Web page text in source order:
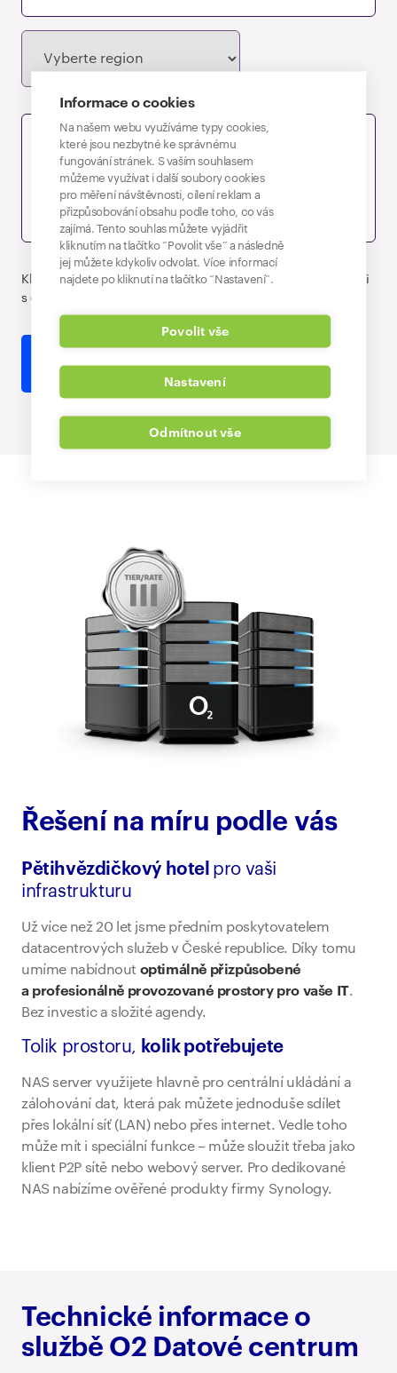
Kliknutím na Odeslat souhlasíte s tím, že budete kontaktováni
s obchodní nabídkou, dle
Odeslat
Řešení na míru podle vás
Pětihvězdičkový hotel pro vaši
infrastrukturu
Už více než 20 let jsme předním poskytovatelem
datacentrových služeb v České republice. Díky tomu
umíme nabídnout optimálně přizpůsobené
a profesionálně provozované prostory pro vaše IT.
Bez investic a složité agendy.
Tolik prostoru, kolik potřebujete
NAS server využijete hlavně pro centrální ukládání a
zálohování dat, která pak můžete jednoduše sdílet
přes lokální síť (LAN) nebo přes internet. Vedle toho
může mít i speciální funkce – může sloužit třeba jako
klient P2P sítě nebo webový server. Pro dedikované
NAS nabízíme ověřené produkty firmy Synology.
Technické informace o
službě O2 Datové centrum
Informace o cookies
Na našem webu využíváme typy cookies,
které jsou nezbytné ke správnému
fungování stránek. S vaším souhlasem
můžeme využívat i další soubory cookies
pro měření návštěvnosti, cílení reklam a
přizpůsobování obsahu podle toho, co vás
zajímá. Tento souhlas můžete vyjádřit
kliknutím na tlačítko “Povolit vše” a následně
jej můžete kdykoliv odvolat. Více informací
najdete po kliknutí na tlačítko “Nastavení”.
Povolit vše
Nastavení
Odmítnout vše